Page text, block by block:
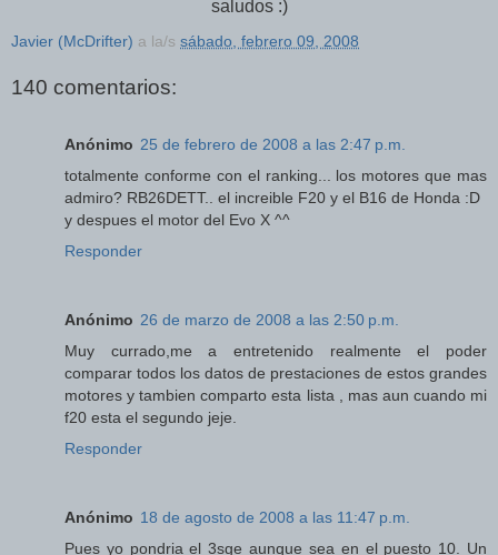
saludos :)
Javier (McDrifter) a la/s sábado, febrero 09, 2008
140 comentarios:
Anónimo 25 de febrero de 2008 a las 2:47 p.m.
totalmente conforme con el ranking... los motores que mas
admiro? RB26DETT.. el increible F20 y el B16 de Honda :D
y despues el motor del Evo X ^^
Responder
Anónimo 26 de marzo de 2008 a las 2:50 p.m.
Muy currado,me a entretenido realmente el poder
comparar todos los datos de prestaciones de estos grandes
motores y tambien comparto esta lista , mas aun cuando mi
f20 esta el segundo jeje.
Responder
Anónimo 18 de agosto de 2008 a las 11:47 p.m.
Pues yo pondria el 3sge aunque sea en el puesto 10. Un